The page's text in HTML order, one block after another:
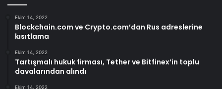
Ekim 14, 2022
Blockchain.com ve Crypto.com’dan Rus adreslerine
kısıtlama
Ekim 14, 2022
Tartışmalı hukuk firması, Tether ve Bitfinex’in toplu
davalarından alındı
Ekim 14, 2022